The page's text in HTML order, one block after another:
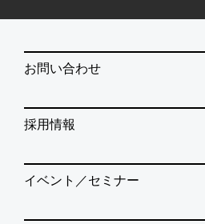
お問い合わせ
採用情報
イベント／セミナー